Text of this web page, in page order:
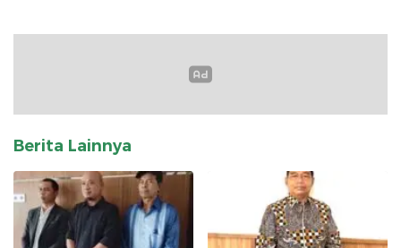
Berita Lainnya